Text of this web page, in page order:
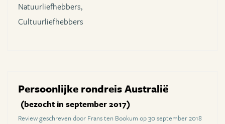
Natuurliefhebbers,
Cultuurliefhebbers
Persoonlijke rondreis Australië
(bezocht in september 2017)
Review geschreven door Frans ten Bookum op 30 september 2018